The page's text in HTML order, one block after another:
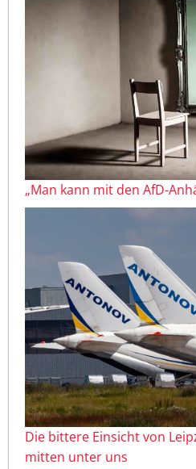
„Man kann mit den AfD-
Die bittere Einsicht von
mitten unter uns